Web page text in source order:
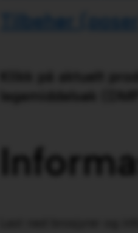
Tilbehør (poser)
Klikk på aktuelt
Last ned brosjyrer og